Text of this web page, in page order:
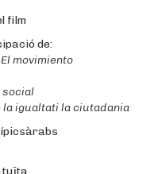
film
de:
movimiento
social
la igualtati la ciutadania